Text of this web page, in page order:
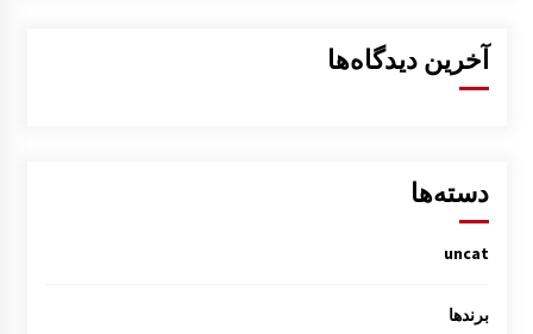
آخرین دیدگاه‌ها
دسته‌ها
uncat
برندها